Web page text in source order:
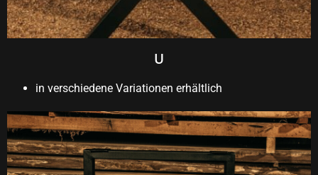
U
in verschiedene Variationen erhältlich